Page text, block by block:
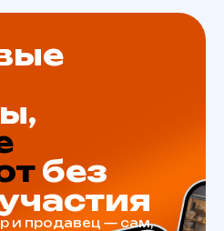
без
и продавец — сам,